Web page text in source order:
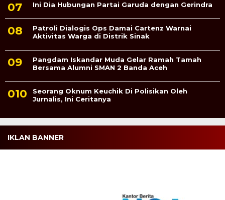
Ini Dia Hubungan Partai Garuda dengan Gerindra
Patroli Dialogis Ops Damai Cartenz Warnai
Aktivitas Warga di Distrik Sinak
Pangdam Iskandar Muda Gelar Ramah Tamah
Bersama Alumni SMAN 2 Banda Aceh
Seorang Oknum Keuchik Di Polisikan Oleh
Jurnalis, Ini Ceritanya
IKLAN BANNER